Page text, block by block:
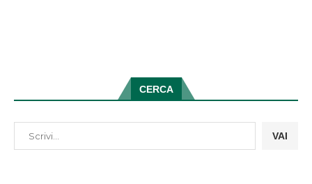
CERCA
VAI